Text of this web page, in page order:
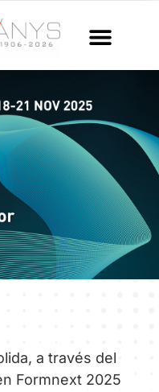
a través del
Formnext 2025